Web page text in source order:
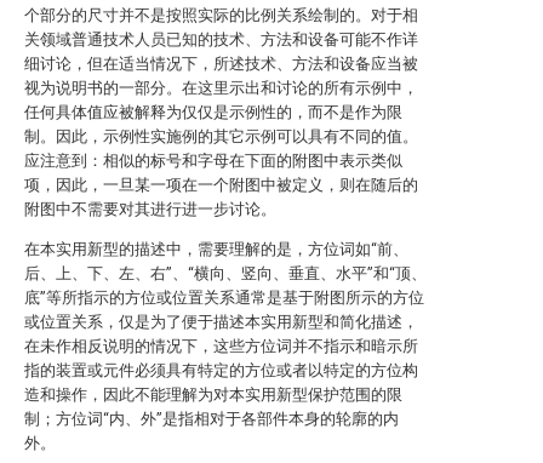
个部分的尺寸并不是按照实际的比例关系绘制的。对于相
关领域普通技术人员已知的技术、方法和设备可能不作详
细讨论，但在适当情况下，所述技术、方法和设备应当被
视为说明书的一部分。在这里示出和讨论的所有示例中，
任何具体值应被解释为仅仅是示例性的，而不是作为限
制。因此，示例性实施例的其它示例可以具有不同的值。
应注意到：相似的标号和字母在下面的附图中表示类似
项，因此，一旦某一项在一个附图中被定义，则在随后的
附图中不需要对其进行进一步讨论。
在本实用新型的描述中，需要理解的是，方位词如“前、
后、上、下、左、右”、“横向、竖向、垂直、水平”和“顶、
底”等所指示的方位或位置关系通常是基于附图所示的方位
或位置关系，仅是为了便于描述本实用新型和简化描述，
在未作相反说明的情况下，这些方位词并不指示和暗示所
指的装置或元件必须具有特定的方位或者以特定的方位构
造和操作，因此不能理解为对本实用新型保护范围的限
制；方位词“内、外”是指相对于各部件本身的轮廓的内
外。